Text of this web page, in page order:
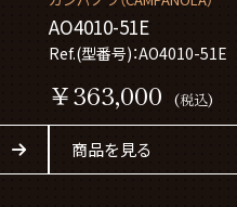
AO4010-51E
Ref.(型番号)：AO4010-51E
￥363,000 (税込)
商品を見る